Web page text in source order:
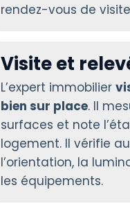
rendez-vous de
Visite et
L’expert immobilier
bien sur place. Il
surfaces et note
logement. Il vérifie
l’orientation, la
les équipements.